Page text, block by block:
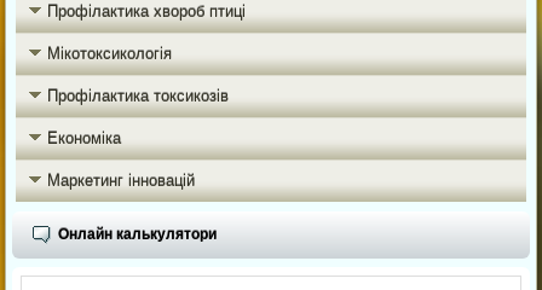
Профілактика хвороб птиці
Мікотоксикологія
Профілактика токсикозів
Економіка
Маркетинг інновацій
Онлайн калькулятори